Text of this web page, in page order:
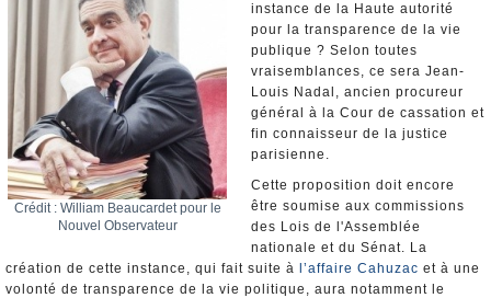
Infos insolites
Crédit : William Beaucardet pour le
Nouvel Observateur
instance de la Haute autorité
pour la transparence de la vie
publique ? Selon toutes
vraisemblances, ce sera Jean-
Louis Nadal, ancien procureur
général à la Cour de cassation et
fin connaisseur de la justice
parisienne.
Cette proposition doit encore
être soumise aux commissions
des Lois de l'Assemblée
nationale et du Sénat. La
création de cette instance, qui fait suite à
l’affaire Cahuzac et à une
volonté de transparence de la vie politique, aura notamment le